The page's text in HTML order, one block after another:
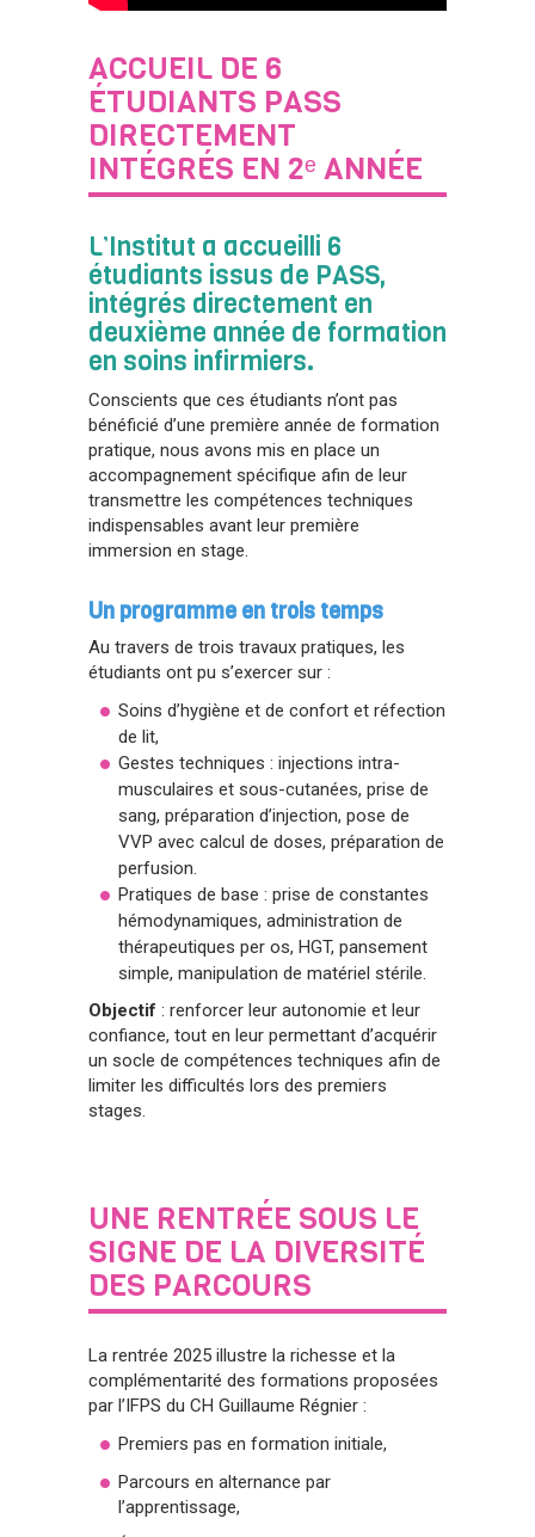
ACCUEIL DE 6
ÉTUDIANTS PASS
DIRECTEMENT
INTÉGRÉS EN 2ᵉ ANNÉE
L’Institut a accueilli 6
étudiants issus de PASS,
intégrés directement en
deuxième année de formation
en soins infirmiers.
Conscients que ces étudiants n’ont pas
bénéficié d’une première année de formation
pratique, nous avons mis en place un
accompagnement spécifique afin de leur
transmettre les compétences techniques
indispensables avant leur première
immersion en stage.
Un programme en trois temps
Au travers de trois travaux pratiques, les
étudiants ont pu s’exercer sur :
Soins d’hygiène et de confort et réfection
de lit,
Gestes techniques : injections intra-
musculaires et sous-cutanées, prise de
sang, préparation d’injection, pose de
VVP avec calcul de doses, préparation de
perfusion.
Pratiques de base : prise de constantes
hémodynamiques, administration de
thérapeutiques per os, HGT, pansement
simple, manipulation de matériel stérile.
Objectif : renforcer leur autonomie et leur
confiance, tout en leur permettant d’acquérir
un socle de compétences techniques afin de
limiter les difficultés lors des premiers
stages.
UNE RENTRÉE SOUS LE
SIGNE DE LA DIVERSITÉ
DES PARCOURS
La rentrée 2025 illustre la richesse et la
complémentarité des formations proposées
par l’IFPS du CH Guillaume Régnier :
Premiers pas en formation initiale,
Parcours en alternance par
l’apprentissage,